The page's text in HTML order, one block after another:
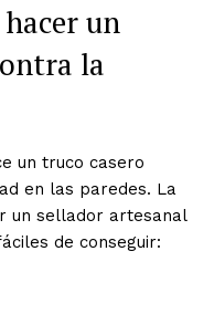
un
la
un truco casero
en las paredes. La
un sellador artesanal
de conseguir: